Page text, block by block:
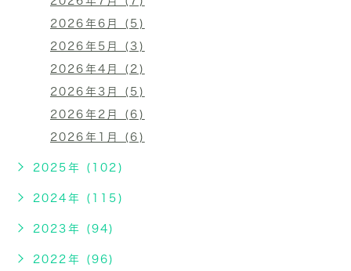
2026年6月 (5)
2026年5月 (3)
2026年4月 (2)
2026年3月 (5)
2026年2月 (6)
2026年1月 (6)
2025年 (102)
2024年 (115)
2023年 (94)
2022年 (96)